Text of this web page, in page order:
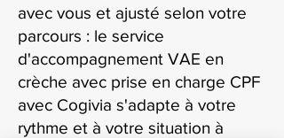
avec vous et ajusté selon votre
parcours : le service
d'accompagnement VAE en
crèche avec prise en charge CPF
avec Cogivia s'adapte à votre
rythme et à votre situation à